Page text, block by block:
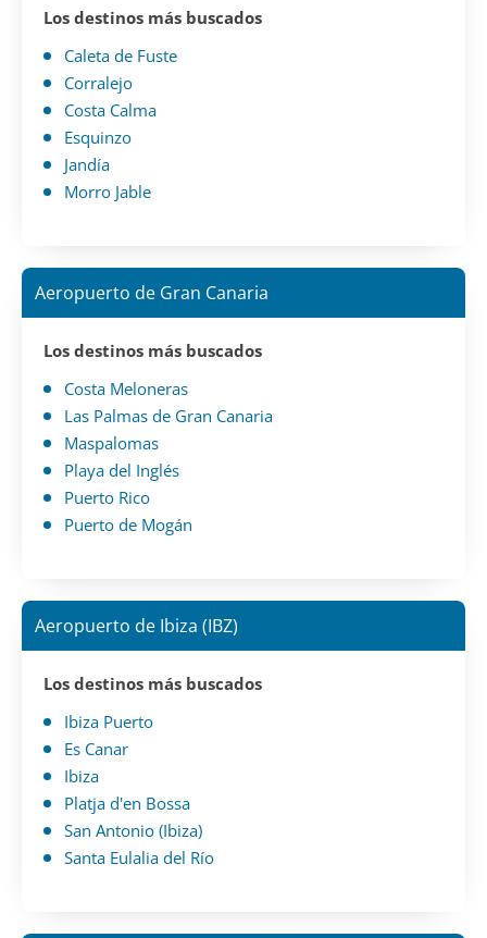
Los destinos más buscados
Caleta de Fuste
Corralejo
Costa Calma
Esquinzo
Jandía
Morro Jable
Aeropuerto de Gran Canaria
Los destinos más buscados
Costa Meloneras
Las Palmas de Gran Canaria
Maspalomas
Playa del Inglés
Puerto Rico
Puerto de Mogán
Aeropuerto de Ibiza (IBZ)
Los destinos más buscados
Ibiza Puerto
Es Canar
Ibiza
Platja d'en Bossa
San Antonio (Ibiza)
Santa Eulalia del Río